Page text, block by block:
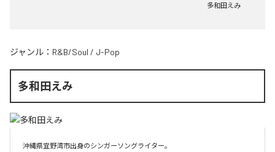
多和田えみ
ジャンル： R&B/Soul / J-Pop
多和田えみ
沖縄県宜野湾市出身のシンガーソングライター。